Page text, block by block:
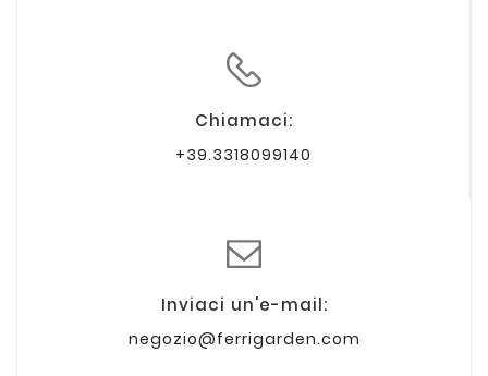
Chiamaci:
+39.3318099140
Inviaci un'e-mail:
negozio@ferrigarden.com